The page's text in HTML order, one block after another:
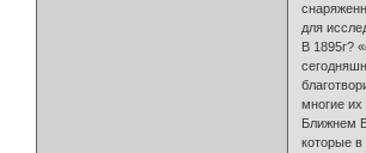
для
В 1895г?
многие
Ближнем
которые